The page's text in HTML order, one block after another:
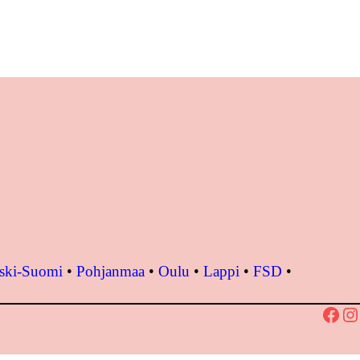
Suomi • Pohjanmaa • Oulu • Lappi • FSD •
Facebook Instagram